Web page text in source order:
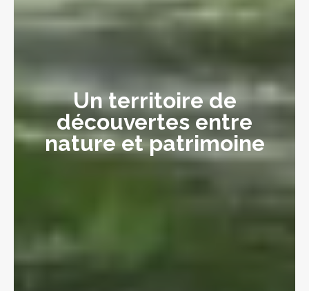
Un territoire de
découvertes entre
nature et patrimoine